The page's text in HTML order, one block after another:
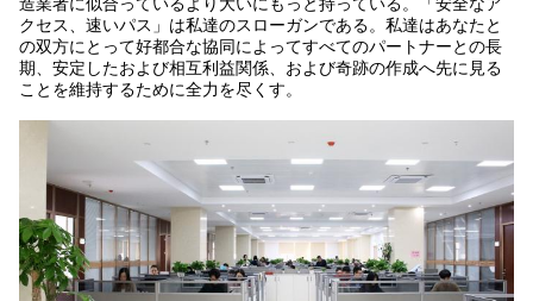
造業者に似合っているより大いにもっと持っている。「安全なア
クセス、速いパス」は私達のスローガンである。私達はあなたと
の双方にとって好都合な協同によってすべてのパートナーとの長
期、安定したおよび相互利益関係、および奇跡の作成へ先に見る
ことを維持するために全力を尽くす。